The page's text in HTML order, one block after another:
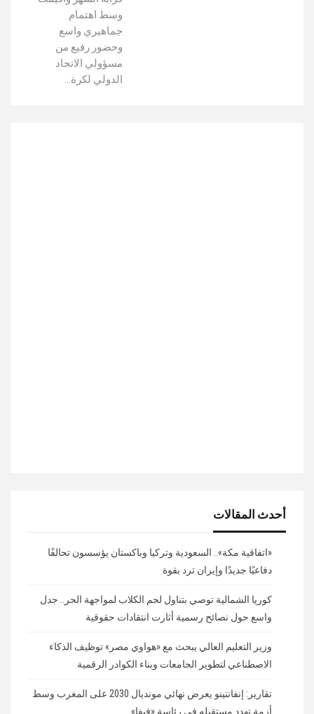
وسط اهتمام
جماهيري واسع
وحضور رفيع من
مسؤولي الاتحاد
الدولي لكرة…
أحدث المقالات
«اتفاقية مكة».. السعودية وتركيا وباكستان يؤسسون تحالفًا
دفاعيًا جديدًا وإيران ترد بقوة
كوريا الشمالية توصي بتناول لحم الكلاب لمواجهة الحر.. جدل
واسع حول نصائح رسمية أثارت انتقادات حقوقية
وزير التعليم العالي يبحث مع «هواوي مصر» توظيف الذكاء
الاصطناعي لتطوير الجامعات وبناء الكوادر الرقمية
تقارير: إنفانتينو يعرض نهائي مونديال 2030 على المغرب وسط
أزمة تهدد مستقبله في رئاسة «فيفا»